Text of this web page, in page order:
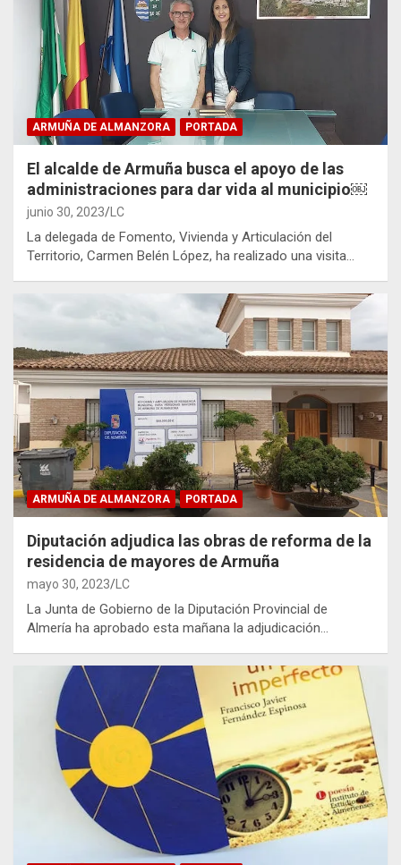
ARMUÑA DE ALMANZORA PORTADA
El alcalde de Armuña busca el apoyo de las
administraciones para dar vida al municipio￼
junio 30, 2023 LC
La delegada de Fomento, Vivienda y Articulación del
Territorio, Carmen Belén López, ha realizado una visita…
ARMUÑA DE ALMANZORA PORTADA
Diputación adjudica las obras de reforma de la
residencia de mayores de Armuña
mayo 30, 2023 LC
La Junta de Gobierno de la Diputación Provincial de
Almería ha aprobado esta mañana la adjudicación…